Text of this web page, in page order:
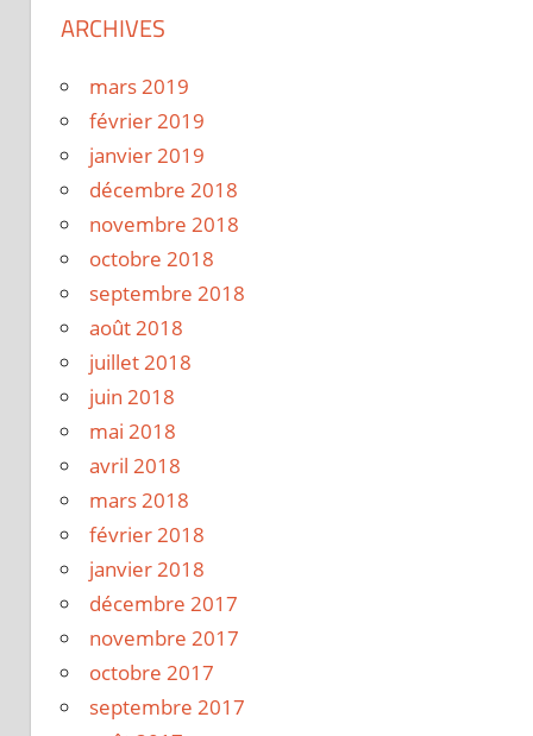
ARCHIVES
mars 2019
février 2019
janvier 2019
décembre 2018
novembre 2018
octobre 2018
septembre 2018
août 2018
juillet 2018
juin 2018
mai 2018
avril 2018
mars 2018
février 2018
janvier 2018
décembre 2017
novembre 2017
octobre 2017
septembre 2017